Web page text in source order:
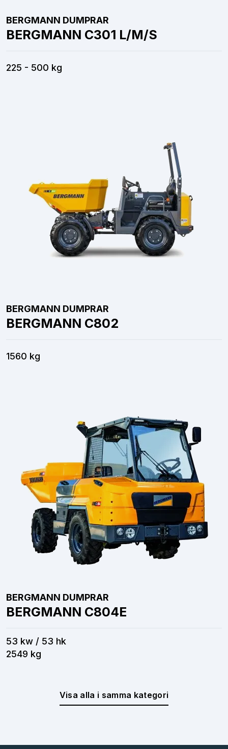
BERGMANN DUMPRAR
BERGMANN C301 L/M/S
225 - 500 kg
BERGMANN DUMPRAR
BERGMANN C802
1560 kg
BERGMANN DUMPRAR
BERGMANN C804E
53 kw / 53 hk
2549 kg
Visa alla i samma kategori